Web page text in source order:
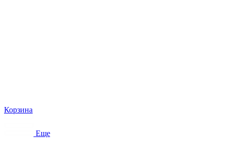
Корзина
Еще